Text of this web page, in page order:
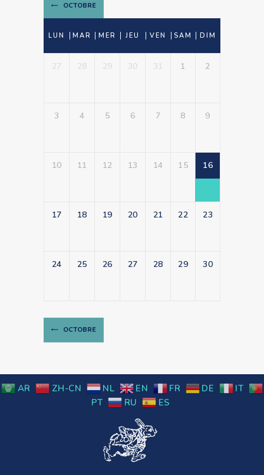
OCTOBRE
Calendrier
Évènements
de
LUN MAR MER JEU VEN SAM DIM
27 28 29 30 31 1 2
3 4 5 6 7 8 9
10 11 12 13 14 15 16
17 18 19 20 21 22 23
24 25 26 27 28 29 30
OCTOBRE
AR ZH-CN NL EN FR DE
IT
PT
RU ES